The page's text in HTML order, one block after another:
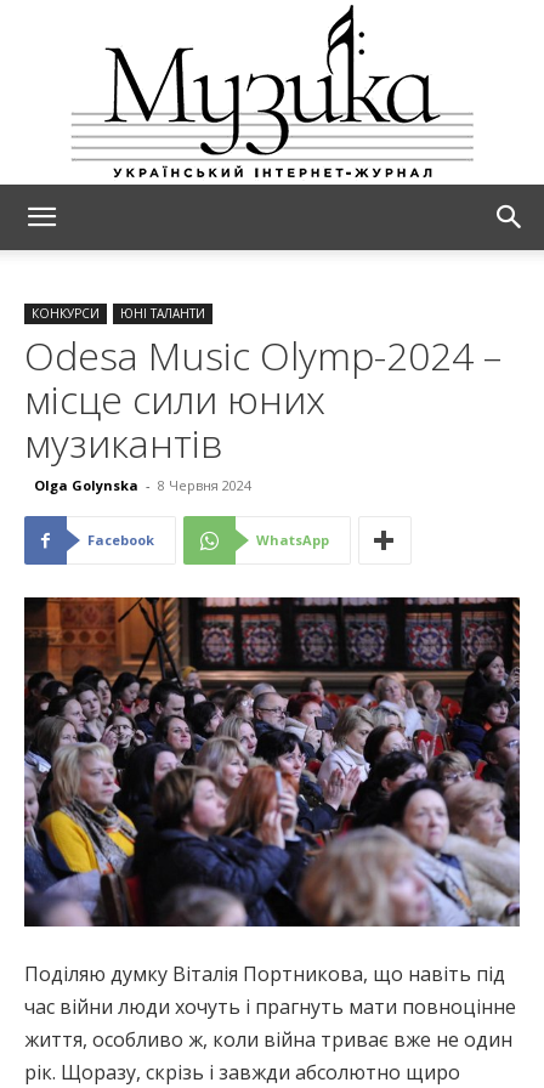
КОНКУРСИ ЮНІ ТАЛАНТИ
Odesa Music Olymp-2024 –
місце сили юних
музикантів
Olga Golynska - 8 Червня 2024
Facebook WhatsApp
Поділяю думку Віталія Портникова, що навіть під
час війни люди хочуть і прагнуть мати повноцінне
життя, особливо ж, коли війна триває вже не один
рік. Щоразу, скрізь і завжди абсолютно щиро